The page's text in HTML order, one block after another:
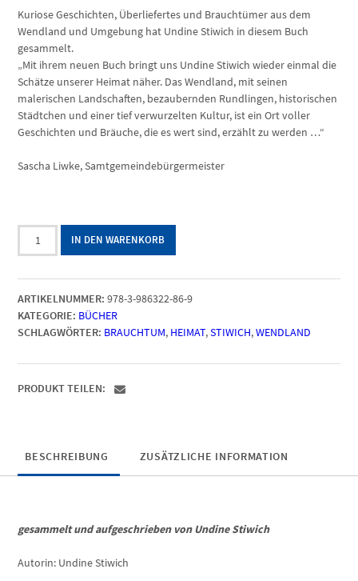
Kuriose Geschichten, Überliefertes und Brauchtümer aus dem
Wendland und Umgebung hat Undine Stiwich in diesem Buch
gesammelt.
„Mit ihrem neuen Buch bringt uns Undine Stiwich wieder einmal die
Schätze unserer Heimat näher. Das Wendland, mit seinen
malerischen Landschaften, bezaubernden Rundlingen, historischen
Städtchen und einer tief verwurzelten Kultur, ist ein Ort voller
Geschichten und Bräuche, die es wert sind, erzählt zu werden …“
Sascha Liwke, Samtgemeindebürgermeister
Kurioses,
Überliefertes
Brauchtum
aus
dem
Wendland
IN DEN WARENKORB
ARTIKELNUMMER: 978-3-986322-86-9
KATEGORIE: BÜCHER
SCHLAGWÖRTER: BRAUCHTUM, HEIMAT,STIWICH,WENDLAND
PRODUKT TEILEN:
BESCHREIBUNG ZUSÄTZLICHE INFORMATION
gesammelt und aufgeschrieben von Undine Stiwich
Autorin: Undine Stiwich